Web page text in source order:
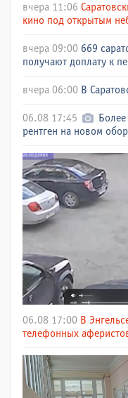
вчера 11:06
кино под открытым
вчера 09:00 669
получают доплату к
вчера 06:00 В
06.08 17:45
рентген на новом
06.08 17:00 В
телефонных